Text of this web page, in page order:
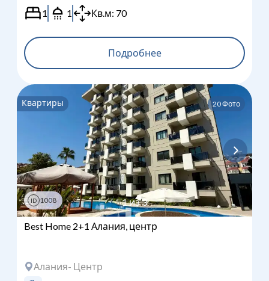
1
1 Кв.м: 70
Подробнее
Квартиры 20Фото
ID 1008 1из3
Best Home 2+1 Алания, центр
Алания- Центр